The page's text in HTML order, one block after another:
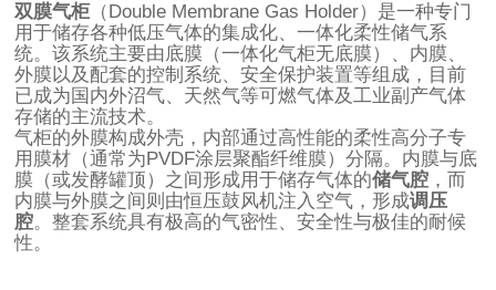
双膜气柜（Double Membrane Gas Holder）是一种专门
用于储存各种低压气体的集成化、一体化柔性储气系
统。该系统主要由底膜（一体化气柜无底膜）、内膜、
外膜以及配套的控制系统、安全保护装置等组成，目前
已成为国内外沼气、天然气等可燃气体及工业副产气体
存储的主流技术。
气柜的外膜构成外壳，内部通过高性能的柔性高分子专
用膜材（通常为PVDF涂层聚酯纤维膜）分隔。内膜与底
膜（或发酵罐顶）之间形成用于储存气体的储气腔 ，而
内膜与外膜之间则由恒压鼓风机注入空气，形成调压
腔。整套系统具有极高的气密性、安全性与极佳的耐候
性。